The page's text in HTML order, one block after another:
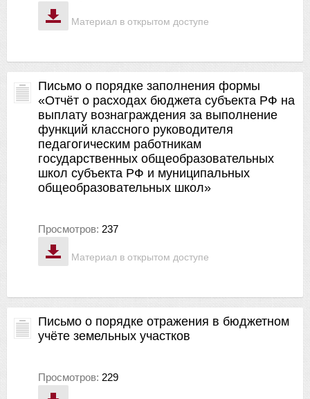
Материал в открытом доступе
Материал в открытом доступе
Письмо о порядке заполнения формы
«Отчёт о расходах бюджета субъекта РФ на
выплату вознаграждения за выполнение
функций классного руководителя
педагогическим работникам
государственных общеобразовательных
школ субъекта РФ и муниципальных
общеобразовательных школ»
Просмотров: 237
Письмо о порядке отражения в бюджетном
учёте земельных участков
Просмотров: 229